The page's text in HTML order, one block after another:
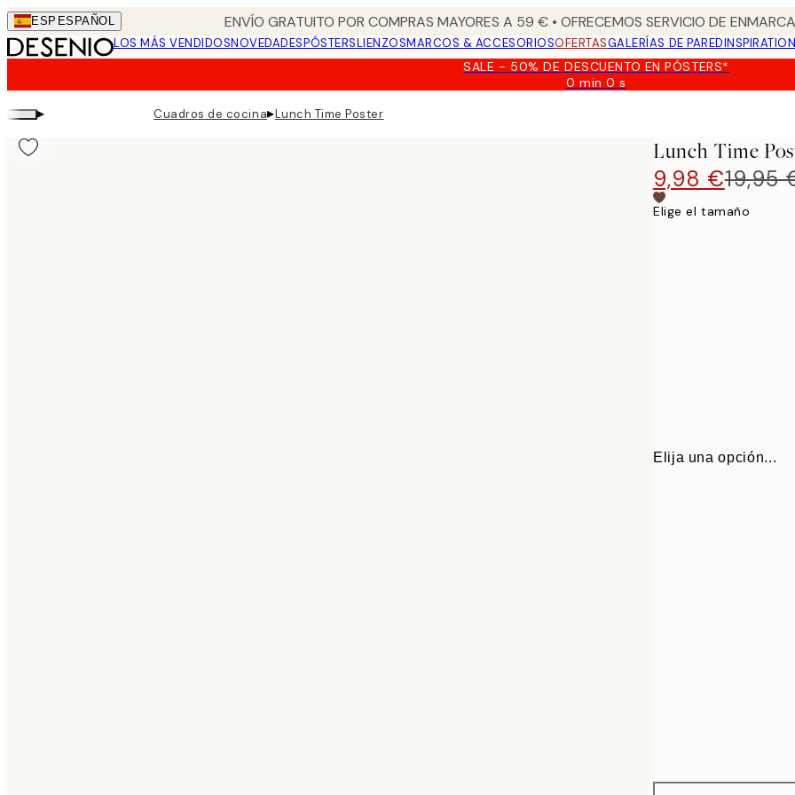
Skip
to
main
ESP ESPAÑOL ENVÍO GRATUITO POR COMPRAS MAYORES A 59 € • OFRECEMOS SERVICIO DE
LOS MÁS VENDIDOSNOVEDADESPÓSTERSLIENZOSMARCOS & ACCESORIOSOFERTASGALERÍAS DE PARED
SALE - 50% DE DESCUENTO EN PÓSTERS*
0 min0 s
Válido
▸ Cuadros de cocina▸Lunch Time Poster
Lunch Time
9,98 €19,95
Elige el tamaño
Elija una opción...